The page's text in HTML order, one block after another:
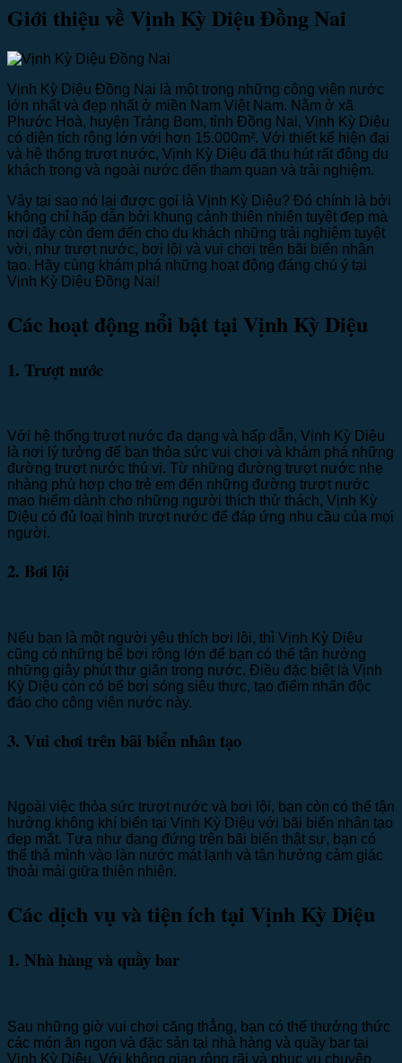
Giới thiệu về Vịnh Kỳ Diệu Đồng Nai
Vịnh Kỳ Diệu Đồng Nai là một trong những công viên nước
lớn nhất và đẹp nhất ở miền Nam Việt Nam. Nằm ở xã
Phước Hoà, huyện Trảng Bom, tỉnh Đồng Nai, Vịnh Kỳ Diệu
có diện tích rộng lớn với hơn 15.000m². Với thiết kế hiện đại
và hệ thống trượt nước, Vịnh Kỳ Diệu đã thu hút rất đông du
khách trong và ngoài nước đến tham quan và trải nghiệm.
Vậy tại sao nó lại được gọi là Vịnh Kỳ Diệu? Đó chính là bởi
không chỉ hấp dẫn bởi khung cảnh thiên nhiên tuyệt đẹp mà
nơi đây còn đem đến cho du khách những trải nghiệm tuyệt
vời, như trượt nước, bơi lội và vui chơi trên bãi biển nhân
tạo. Hãy cùng khám phá những hoạt động đáng chú ý tại
Vịnh Kỳ Diệu Đồng Nai!
Các hoạt động nổi bật tại Vịnh Kỳ Diệu
1. Trượt nước
Với hệ thống trượt nước đa dạng và hấp dẫn, Vịnh Kỳ Diệu
là nơi lý tưởng để bạn thỏa sức vui chơi và khám phá những
đường trượt nước thú vị. Từ những đường trượt nước nhẹ
nhàng phù hợp cho trẻ em đến những đường trượt nước
mạo hiểm dành cho những người thích thử thách, Vịnh Kỳ
Diệu có đủ loại hình trượt nước để đáp ứng nhu cầu của mọi
người.
2. Bơi lội
Nếu bạn là một người yêu thích bơi lội, thì Vịnh Kỳ Diệu
cũng có những bể bơi rộng lớn để bạn có thể tận hưởng
những giây phút thư giãn trong nước. Điều đặc biệt là Vịnh
Kỳ Diệu còn có bể bơi sóng siêu thực, tạo điểm nhấn độc
đáo cho công viên nước này.
3. Vui chơi trên bãi biển nhân tạo
Ngoài việc thỏa sức trượt nước và bơi lội, bạn còn có thể tận
hưởng không khí biển tại Vịnh Kỳ Diệu với bãi biển nhân tạo
đẹp mắt. Tựa như đang đứng trên bãi biển thật sự, bạn có
thể thả mình vào làn nước mát lạnh và tận hưởng cảm giác
thoải mái giữa thiên nhiên.
Các dịch vụ và tiện ích tại Vịnh Kỳ Diệu
1. Nhà hàng và quầy bar
Sau những giờ vui chơi căng thẳng, bạn có thể thưởng thức
các món ăn ngon và đặc sản tại nhà hàng và quầy bar tại
Vịnh Kỳ Diệu. Với không gian rộng rãi và phục vụ chuyên